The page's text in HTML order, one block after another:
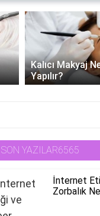
Kalıcı Makyaj
Yapılır?
SON YAZILAR6565
İnternet
Zorbalık